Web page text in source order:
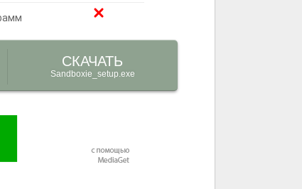
СКАЧАТЬ
Sandboxie_setup.exe